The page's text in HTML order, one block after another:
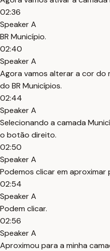
02:36
Speaker A
BR Município.
02:40
Speaker A
Agora vamos alterar a cor do
do BR Municípios.
02:44
Speaker A
Selecionando a camada
o botão direito.
02:50
Speaker A
Podemos clicar em aproximar
02:54
Speaker A
Podem clicar.
02:56
Speaker A
Aproximou para a minha